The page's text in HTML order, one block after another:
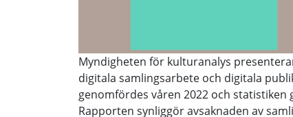
Myndigheten för kulturanalys
digitala samlingsarbete och digitala
genomfördes våren 2022 och statistiken
Rapporten synliggör avsaknaden av